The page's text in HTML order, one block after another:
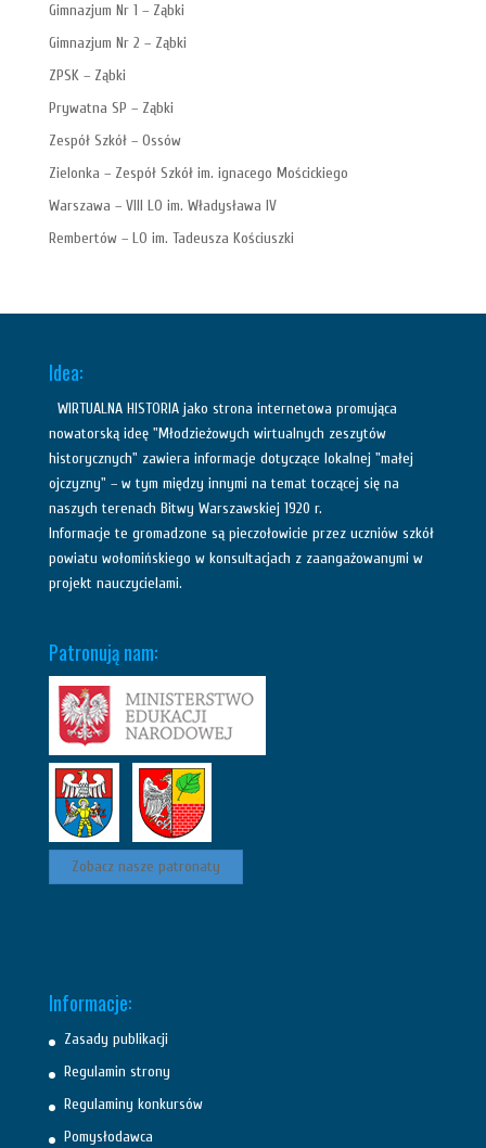
Gimnazjum Nr 1 – Ząbki
Gimnazjum Nr 2 – Ząbki
ZPSK – Ząbki
Prywatna SP – Ząbki
Zespół Szkół – Ossów
Zielonka – Zespół Szkół im. ignacego Mościckiego
Warszawa – VIII LO im. Władysława IV
Rembertów – LO im. Tadeusza Kościuszki
Idea:
WIRTUALNA HISTORIA jako strona internetowa promująca
nowatorską ideę "Młodzieżowych wirtualnych zeszytów
historycznych" zawiera informacje dotyczące lokalnej "małej
ojczyzny" – w tym między innymi na temat toczącej się na
naszych terenach Bitwy Warszawskiej 1920 r.
Informacje te gromadzone są pieczołowicie przez uczniów szkół
powiatu wołomińskiego w konsultacjach z zaangażowanymi w
projekt nauczycielami.
Patronują nam:
Zobacz nasze patronaty
Informacje:
Zasady publikacji
Regulamin strony
Regulaminy konkursów
Pomysłodawca